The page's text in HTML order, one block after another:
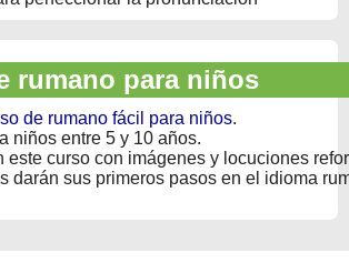
rumano para niños
de rumano fácil para niños.
niños entre 5 y 10 años.
este curso con imágenes y locuciones
darán sus primeros pasos en el idioma